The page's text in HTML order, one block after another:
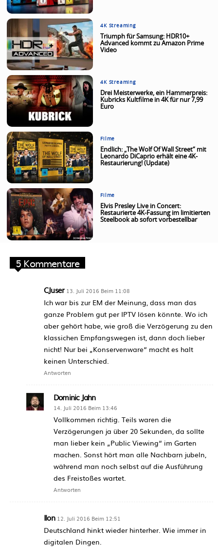
4K Streaming
Triumph für Samsung: HDR10+
Advanced kommt zu Amazon Prime
Video
4K Streaming
Drei Meisterwerke, ein Hammerpreis:
Kubricks Kultfilme in 4K für nur 7,99
Euro
Filme
Endlich: „The Wolf Of Wall Street“ mit
Leonardo DiCaprio erhält eine 4K-
Restaurierung! (Update)
Filme
Elvis Presley Live in Concert:
Restaurierte 4K-Fassung im limitierten
Steelbook ab sofort vorbestellbar
5 Kommentare
CJuser 13. Juli 2016 Beim 11:08
Ich war bis zur EM der Meinung, dass man das
ganze Problem gut per IPTV lösen könnte. Wo ich
aber gehört habe, wie groß die Verzögerung zu den
klassichen Empfangswegen ist, dann doch lieber
nicht! Nur bei „Konservenware“ macht es halt
keinen Unterschied.
Antworten
Dominic Jahn
14. Juli 2016 Beim 13:46
Vollkommen richtig. Teils waren die
Verzögerungen ja über 20 Sekunden, da sollte
man lieber kein „Public Viewing“ im Garten
machen. Sonst hört man alle Nachbarn jubeln,
während man noch selbst auf die Ausführung
des Freistoßes wartet.
Antworten
Ilon 12. Juli 2016 Beim 12:51
Deutschland hinkt wieder hinterher. Wie immer in
digitalen Dingen.